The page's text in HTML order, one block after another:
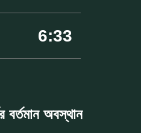
6:33
বর্তমান অবস্থান